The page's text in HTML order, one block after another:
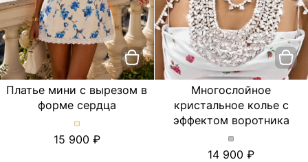
Платье мини с вырезом в
форме сердца
Платье
мини
15 900
Многослойное
кристальное колье с
эффектом воротника
Многослойное
кристальное
14 900